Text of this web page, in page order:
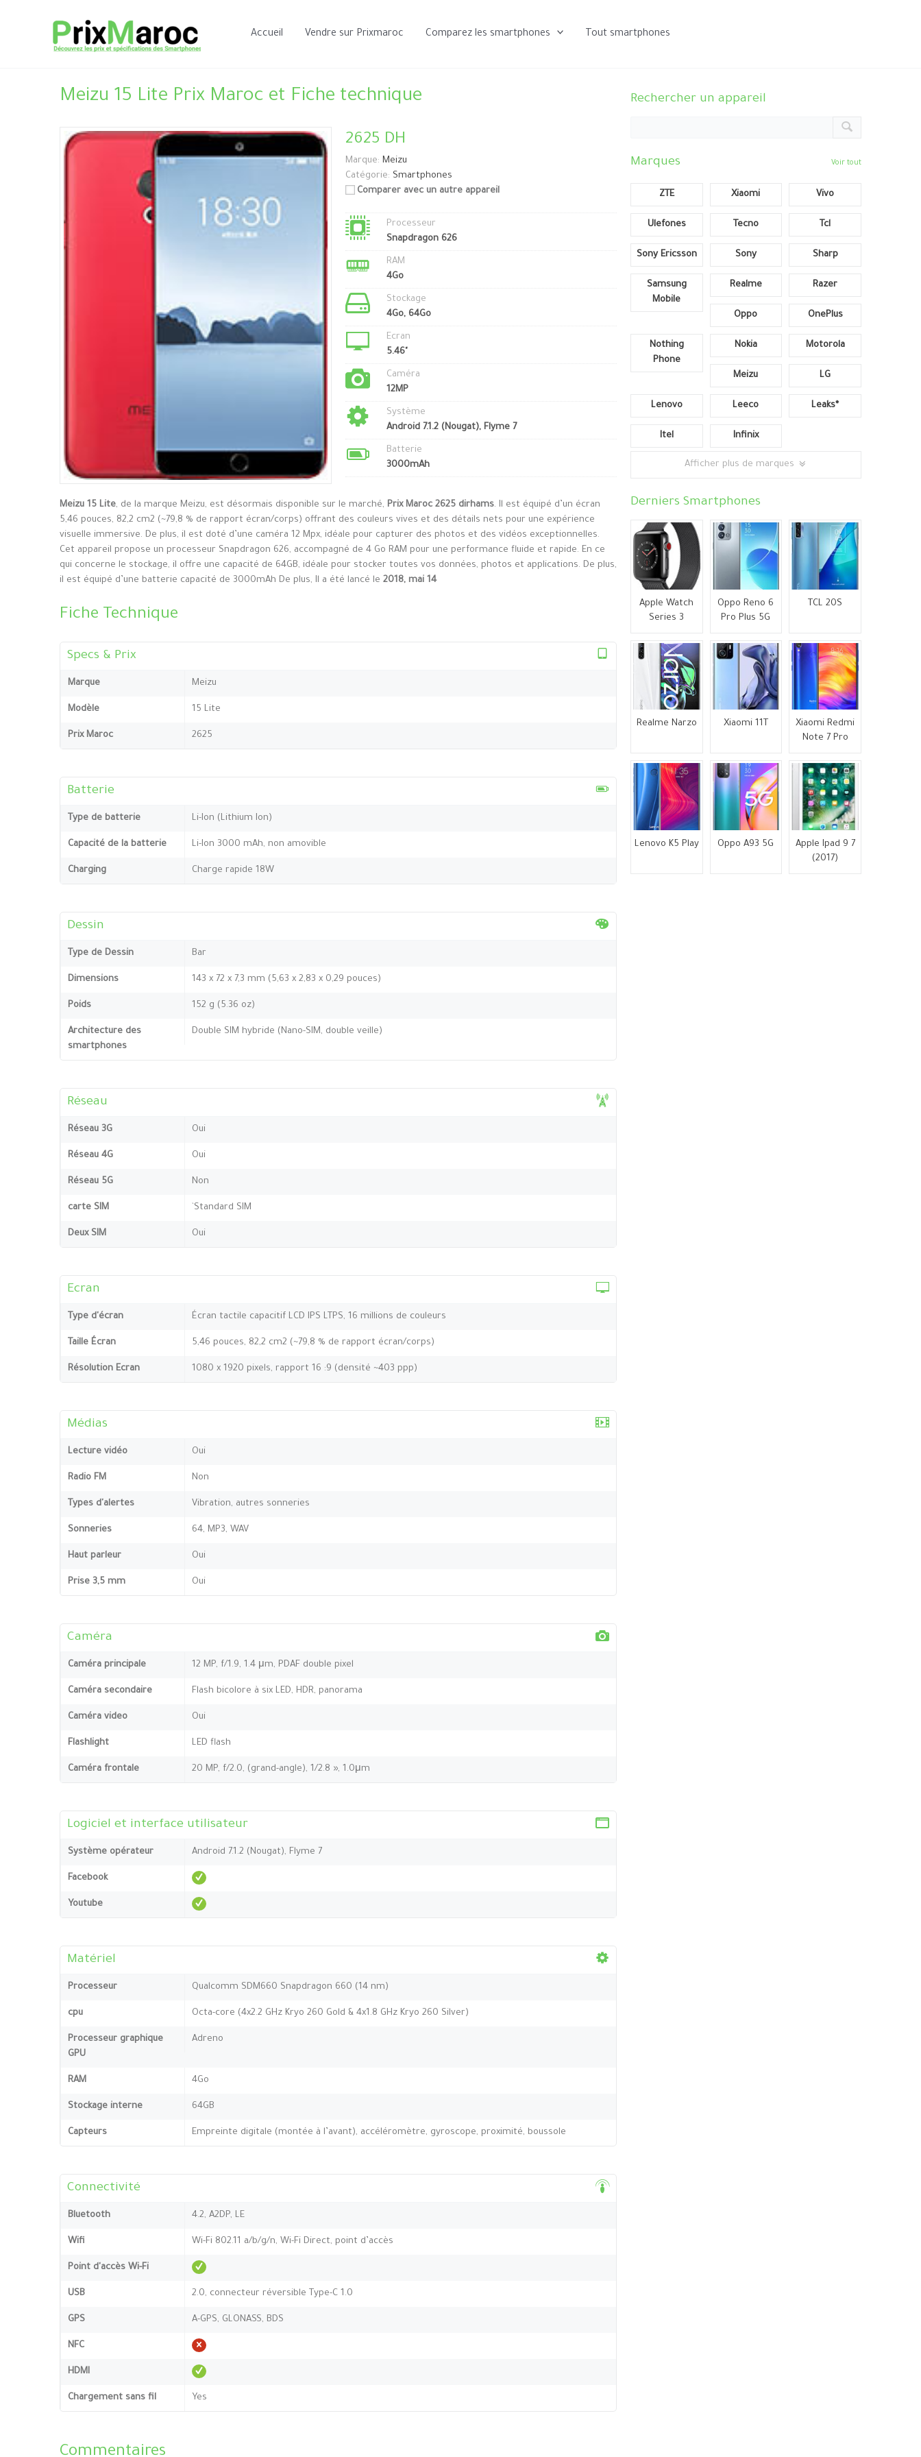
Accueil Vendre sur Prixmaroc Comparez les smartphones Tout smartphones
Meizu 15 Lite Prix Maroc et Fiche technique
2625 DH
Marque: Meizu
Catégorie: Smartphones
Comparer avec un autre appareil
Processeur
Snapdragon 626
RAM
4Go
Stockage
4Go, 64Go
Ecran
5.46"
Caméra
12MP
Système
Android 7.1.2 (Nougat), Flyme 7
Batterie
3000mAh
Meizu 15 Lite, de la marque Meizu, est désormais disponible sur le marché, Prix Maroc 2625 dirhams. Il est équipé d’un écran
5,46 pouces, 82,2 cm2 (~79,8 % de rapport écran/corps) offrant des couleurs vives et des détails nets pour une expérience
visuelle immersive. De plus, il est doté d’une caméra 12 Mpx, idéale pour capturer des photos et des vidéos exceptionnelles.
Cet appareil propose un processeur Snapdragon 626, accompagné de 4 Go RAM pour une performance fluide et rapide. En ce
qui concerne le stockage, il offre une capacité de 64GB, idéale pour stocker toutes vos données, photos et applications. De plus,
il est équipé d’une batterie capacité de 3000mAh De plus, Il a été lancé le 2018, mai 14
Fiche Technique
Specs & Prix
Marque Meizu
Modèle 15 Lite
Prix Maroc 2625
Batterie
Type de batterie Li-Ion (Lithium Ion)
Capacité de la batterie Li-Ion 3000 mAh, non amovible
Charging Charge rapide 18W
Dessin
Type de Dessin Bar
Dimensions 143 x 72 x 7,3 mm (5,63 x 2,83 x 0,29 pouces)
Poids 152 g (5.36 oz)
Architecture des
smartphones
Double SIM hybride (Nano-SIM, double veille)
Réseau
Réseau 3G Oui
Réseau 4G Oui
Réseau 5G Non
carte SIM `Standard SIM
Deux SIM Oui
Ecran
Type d'écran Écran tactile capacitif LCD IPS LTPS, 16 millions de couleurs
Taille Écran 5,46 pouces, 82,2 cm2 (~79,8 % de rapport écran/corps)
Résolution Ecran 1080 x 1920 pixels, rapport 16 :9 (densité ~403 ppp)
Médias
Lecture vidéo Oui
Radio FM Non
Types d'alertes Vibration, autres sonneries
Sonneries 64, MP3, WAV
Haut parleur Oui
Prise 3,5 mm Oui
Caméra
Caméra principale 12 MP, f/1.9, 1.4 μm, PDAF double pixel
Caméra secondaire Flash bicolore à six LED, HDR, panorama
Caméra video Oui
Flashlight LED flash
Caméra frontale 20 MP, f/2.0, (grand-angle), 1/2.8 », 1.0μm
Logiciel et interface utilisateur
Système opérateur Android 7.1.2 (Nougat), Flyme 7
Facebook
Youtube
Matériel
Processeur Qualcomm SDM660 Snapdragon 660 (14 nm)
cpu Octa-core (4x2.2 GHz Kryo 260 Gold & 4x1.8 GHz Kryo 260 Silver)
Processeur graphique
GPU
Adreno
RAM 4Go
Stockage interne 64GB
Capteurs Empreinte digitale (montée à l’avant), accéléromètre, gyroscope, proximité, boussole
Connectivité
Bluetooth 4.2, A2DP, LE
Wifi Wi-Fi 802.11 a/b/g/n, Wi-Fi Direct, point d’accès
Point d'accès Wi-Fi
USB 2.0, connecteur réversible Type-C 1.0
GPS A-GPS, GLONASS, BDS
NFC
HDMI
Chargement sans fil Yes
Commentaires
Rechercher un appareil
Marques Voir tout
ZTE Xiaomi Vivo
Ulefones Tecno Tcl
Sony Ericsson Sony Sharp
Samsung
Mobile
Realme Razer
Oppo OnePlus
Nothing
Phone
Nokia Motorola
Meizu LG
Lenovo Leeco Leaks*
Itel Infinix
Afficher plus de marques
Derniers Smartphones
Apple Watch
Series 3
Oppo Reno 6
Pro Plus 5G
TCL 20S
Realme Narzo Xiaomi 11T
Xiaomi Redmi
Note 7 Pro
Lenovo K5 Play Oppo A93 5G
Apple Ipad 9 7
(2017)